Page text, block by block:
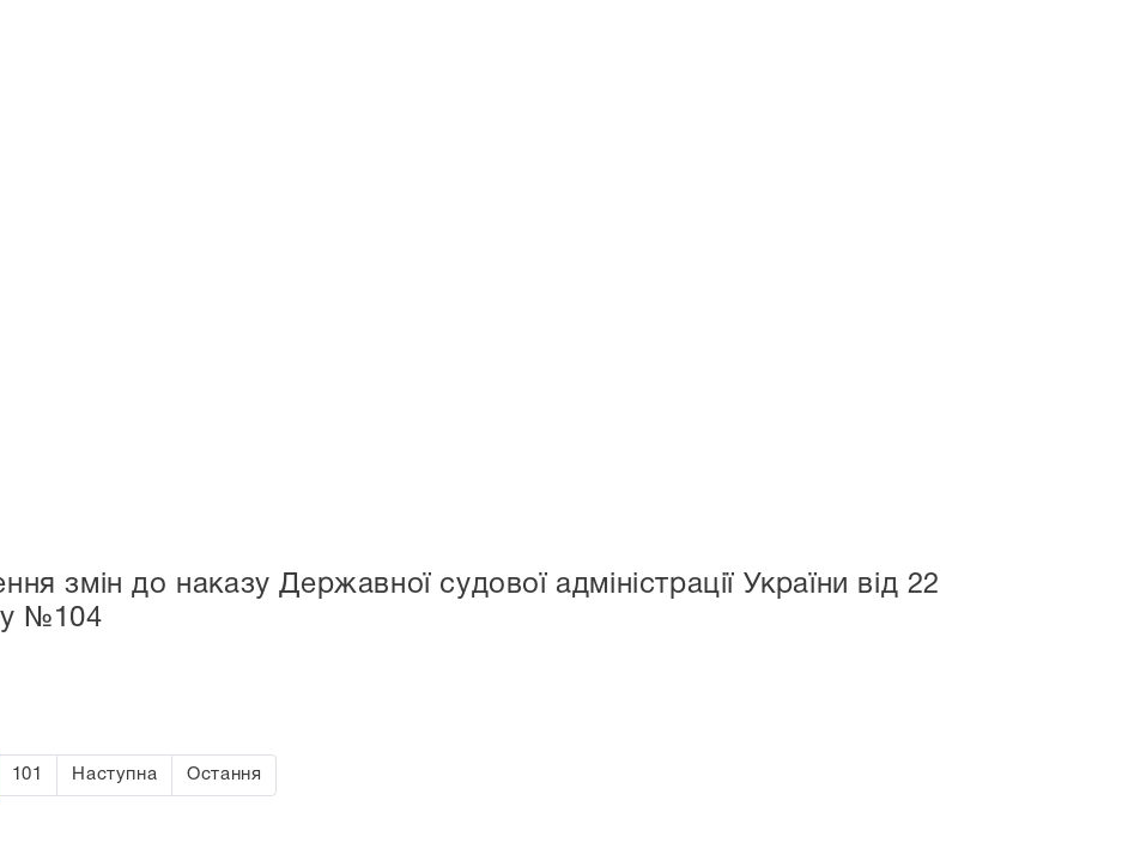
змін до наказу Державної судової адміністрації України від 22
№104
101 Наступна Остання